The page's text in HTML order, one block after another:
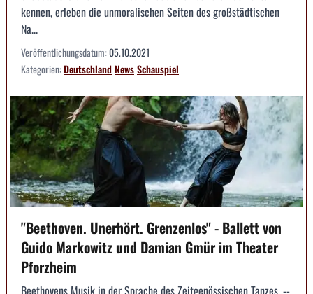
kennen, erleben die unmoralischen Seiten des großstädtischen
Na...
Veröffentlichungsdatum:05.10.2021
Kategorien:DeutschlandNewsSchauspiel
"Beethoven. Unerhört. Grenzenlos" - Ballett von
Guido Markowitz und Damian Gmür im Theater
Pforzheim
Beethovens Musik in der Sprache des Zeitgenössischen Tanzes. --